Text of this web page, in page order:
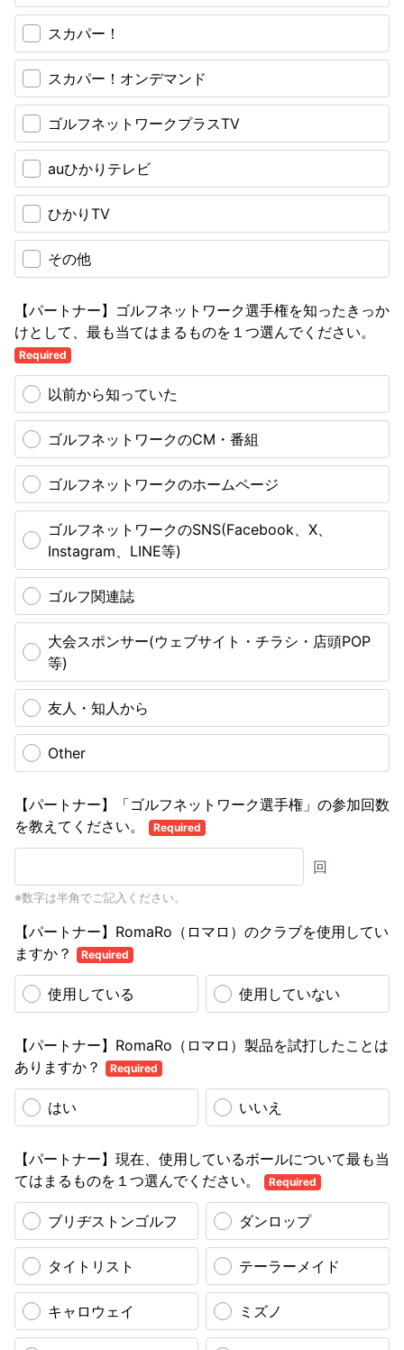
スカパー！
スカパー！オンデマンド
ゴルフネットワークプラスTV
auひかりテレビ
ひかりTV
その他
【パートナー】ゴルフネットワーク選手権を知ったきっか
けとして、最も当てはまるものを１つ選んでください。
Required
以前から知っていた
ゴルフネットワークのCM・番組
ゴルフネットワークのホームページ
ゴルフネットワークのSNS(Facebook、X、
Instagram、LINE等)
ゴルフ関連誌
大会スポンサー(ウェブサイト・チラシ・店頭POP
等)
友人・知人から
Other
【パートナー】「ゴルフネットワーク選手権」の参加回数
を教えてください。
Required
回
※数字は半角でご記入ください。
【パートナー】RomaRo（ロマロ）のクラブを使用してい
ますか？
Required
使用している 使用していない
【パートナー】RomaRo（ロマロ）製品を試打したことは
ありますか？
Required
はい いいえ
【パートナー】現在、使用しているボールについて最も当
てはまるものを１つ選んでください。
Required
ブリヂストンゴルフ ダンロップ
タイトリスト テーラーメイド
キャロウェイ ミズノ